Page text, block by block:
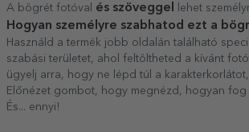
A bögrét fotóval és szöveggel lehet
Hogyan személyre szabhatod ezt a
Használd a termék jobb oldalán található
szabási területet, ahol feltöltheted a kívánt
ügyelj arra, hogy ne lépd túl a
Előnézet gombot, hogy megnézd, hogyan fog
És... ennyi!